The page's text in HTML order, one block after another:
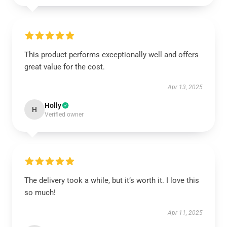
This product performs exceptionally well and offers
great value for the cost.
Apr 13, 2025
H Holly
Verified owner
The delivery took a while, but it’s worth it. I love this
so much!
Apr 11, 2025